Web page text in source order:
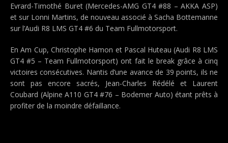
Evrard-Timothé Buret (Mercedes-AMG GT4 #88 – AKKA ASP)
et sur Lonni Martins, de nouveau associé à Sacha Bottemanne
sur l’Audi R8 LMS GT4 #6 du Team Fullmotorsport.
En Am Cup, Christophe Hamon et Pascal Huteau (Audi R8 LMS
GT4 #5 – Team Fullmotorsport) ont fait le break grâce à cinq
victoires consécutives. Nantis d’une avance de 39 points, ils ne
sont pas encore sacrés, Jean-Charles Rédélé et Laurent
Coubard (Alpine A110 GT4 #76 – Bodemer Auto) étant prêts à
profiter de la moindre défaillance.